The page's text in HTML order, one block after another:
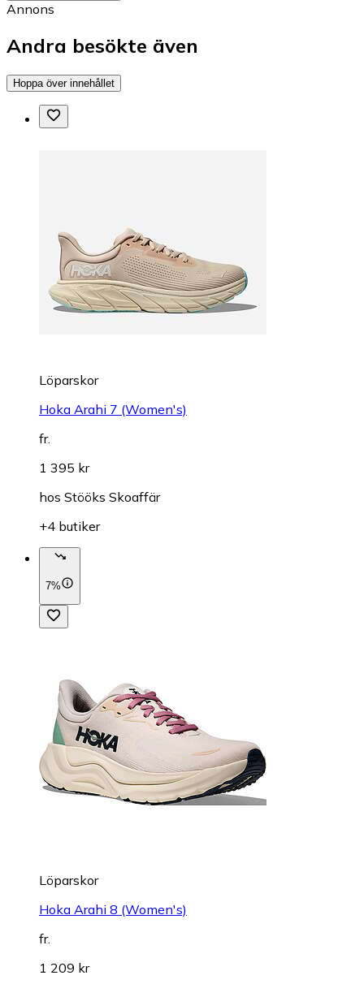
Annons
Andra besökte även
Hoppa över innehållet
Löparskor
Hoka Arahi 7 (Women's)
fr.
1 395 kr
hos Stööks Skoaffär
+4 butiker
7%
Löparskor
Hoka Arahi 8 (Women's)
fr.
1 209 kr